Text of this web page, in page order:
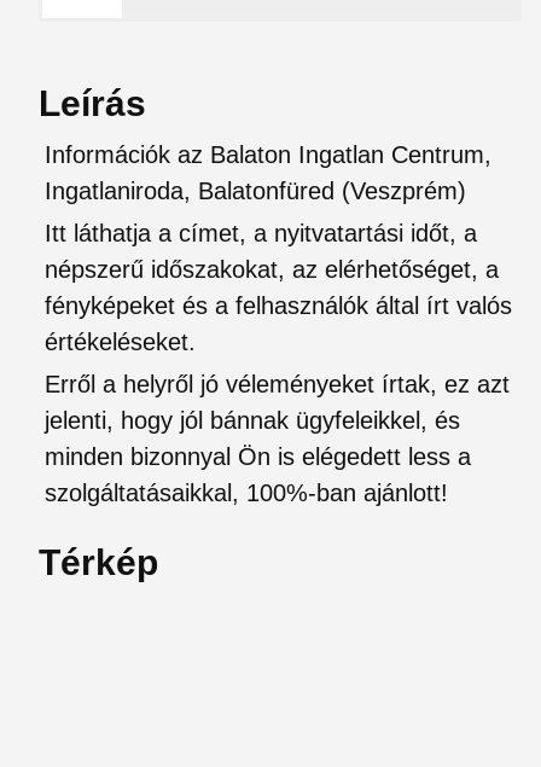
Leírás
Információk az Balaton Ingatlan Centrum,
Ingatlaniroda, Balatonfüred (Veszprém)
Itt láthatja a címet, a nyitvatartási időt, a
népszerű időszakokat, az elérhetőséget, a
fényképeket és a felhasználók által írt valós
értékeléseket.
Erről a helyről jó véleményeket írtak, ez azt
jelenti, hogy jól bánnak ügyfeleikkel, és
minden bizonnyal Ön is elégedett less a
szolgáltatásaikkal, 100%-ban ajánlott!
Térkép